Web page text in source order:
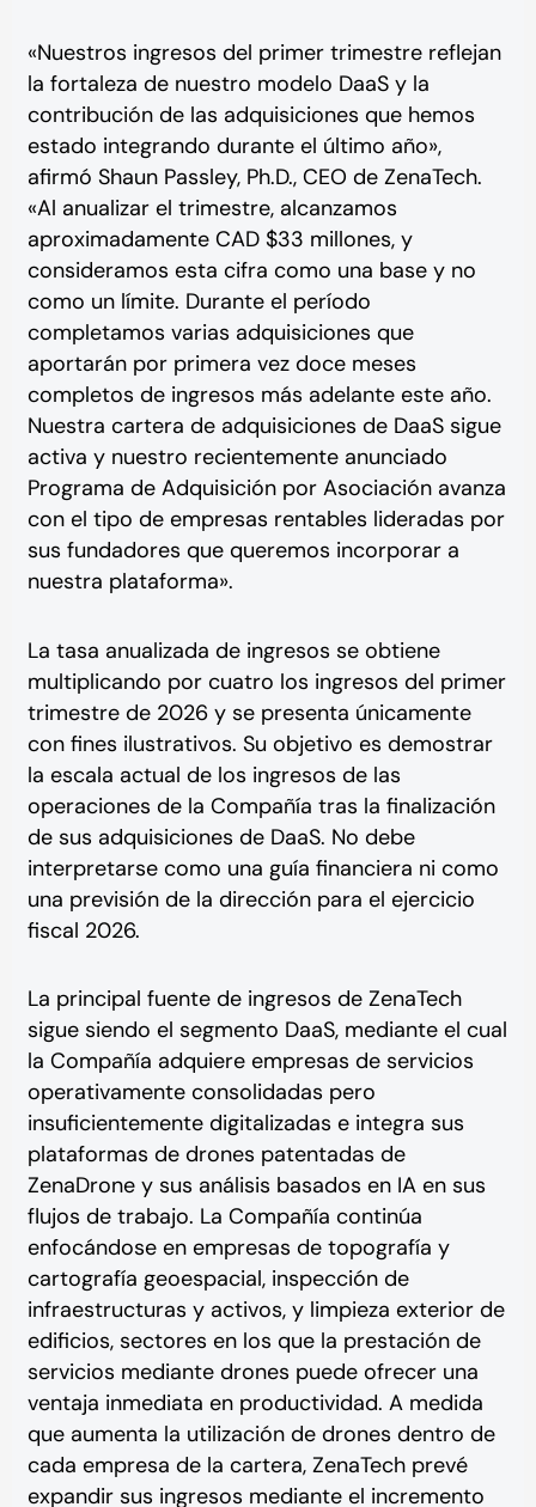
«Nuestros ingresos del primer trimestre reflejan
la fortaleza de nuestro modelo DaaS y la
contribución de las adquisiciones que hemos
estado integrando durante el último año»,
afirmó Shaun Passley, Ph.D., CEO de ZenaTech.
«Al anualizar el trimestre, alcanzamos
aproximadamente CAD $33 millones, y
consideramos esta cifra como una base y no
como un límite. Durante el período
completamos varias adquisiciones que
aportarán por primera vez doce meses
completos de ingresos más adelante este año.
Nuestra cartera de adquisiciones de DaaS sigue
activa y nuestro recientemente anunciado
Programa de Adquisición por Asociación avanza
con el tipo de empresas rentables lideradas por
sus fundadores que queremos incorporar a
nuestra plataforma».
La tasa anualizada de ingresos se obtiene
multiplicando por cuatro los ingresos del primer
trimestre de 2026 y se presenta únicamente
con fines ilustrativos. Su objetivo es demostrar
la escala actual de los ingresos de las
operaciones de la Compañía tras la finalización
de sus adquisiciones de DaaS. No debe
interpretarse como una guía financiera ni como
una previsión de la dirección para el ejercicio
fiscal 2026.
La principal fuente de ingresos de ZenaTech
sigue siendo el segmento DaaS, mediante el cual
la Compañía adquiere empresas de servicios
operativamente consolidadas pero
insuficientemente digitalizadas e integra sus
plataformas de drones patentadas de
ZenaDrone y sus análisis basados en IA en sus
flujos de trabajo. La Compañía continúa
enfocándose en empresas de topografía y
cartografía geoespacial, inspección de
infraestructuras y activos, y limpieza exterior de
edificios, sectores en los que la prestación de
servicios mediante drones puede ofrecer una
ventaja inmediata en productividad. A medida
que aumenta la utilización de drones dentro de
cada empresa de la cartera, ZenaTech prevé
expandir sus ingresos mediante el incremento